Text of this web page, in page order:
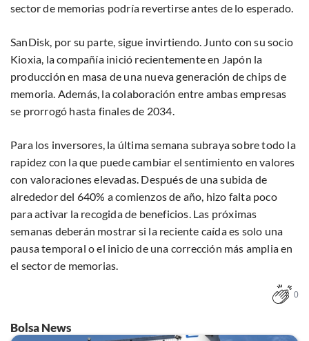
sector de memorias podría revertirse antes de lo esperado.
SanDisk, por su parte, sigue invirtiendo. Junto con su socio
Kioxia, la compañía inició recientemente en Japón la
producción en masa de una nueva generación de chips de
memoria. Además, la colaboración entre ambas empresas
se prorrogó hasta finales de 2034.
Para los inversores, la última semana subraya sobre todo la
rapidez con la que puede cambiar el sentimiento en valores
con valoraciones elevadas. Después de una subida de
alrededor del 640% a comienzos de año, hizo falta poco
para activar la recogida de beneficios. Las próximas
semanas deberán mostrar si la reciente caída es solo una
pausa temporal o el inicio de una corrección más amplia en
el sector de memorias.
0
Bolsa News